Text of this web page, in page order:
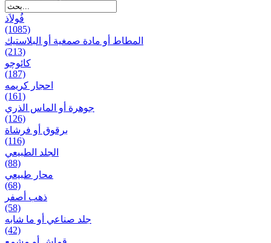
فُولاَذ
(1085)
المطاط أو مادة صمغية أو البلاستيك
(213)
کائوچو
(187)
احجار کریمه
(161)
جوهرة أو الماس الذري
(126)
برقوق أو فرشاة
(116)
الجلد الطبيعي
(88)
محار طبيعي
(68)
ذهب أصفر
(58)
جلد صناعي أو ما شابه
(42)